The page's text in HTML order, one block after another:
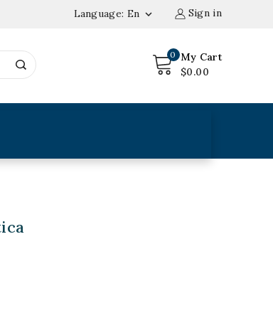
Language: En  Sign in
0 My Cart
$0.00